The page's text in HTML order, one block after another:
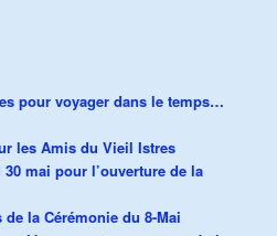
pour voyager dans le temps…
les Amis du Vieil Istres
mai pour l’ouverture de la
la Cérémonie du 8-Mai